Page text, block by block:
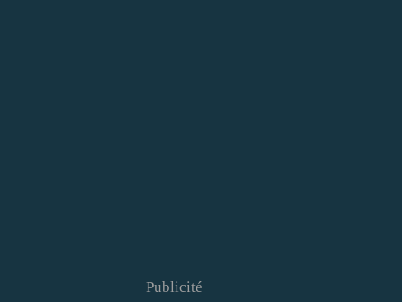
Publicité